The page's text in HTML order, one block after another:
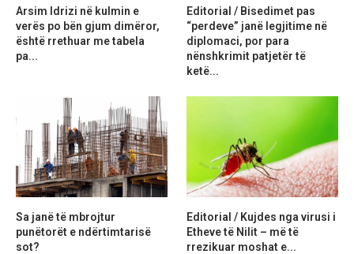
Arsim Idrizi në kulmin e
verës po bën gjum dimëror,
është rrethuar me tabela
pa...
Editorial / Bisedimet pas
“perdeve” janë legjitime në
diplomaci, por para
nënshkrimit patjetër të
ketë...
Sa janë të mbrojtur
punëtorët e ndërtimtarisë
sot?
Editorial / Kujdes nga virusi i
Etheve të Nilit – më të
rrezikuar moshat e...